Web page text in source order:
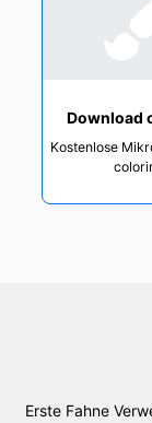
Download
Kostenlose
Erste Fahne